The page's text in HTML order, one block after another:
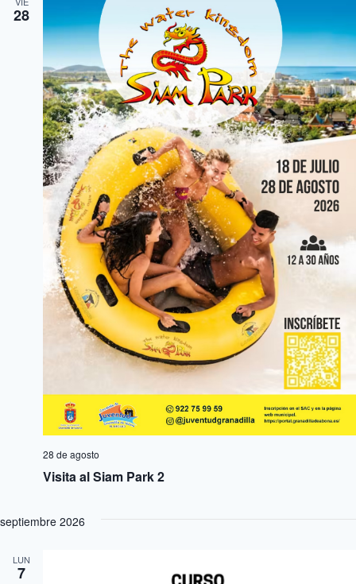
28
Visita al Siam Park 2
28 de agosto
septiembre 2026
LUN
7